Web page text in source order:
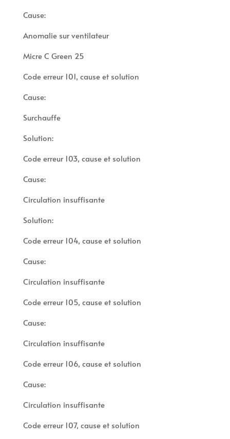
Cause:
Anomalie sur ventilateur
Micre C Green 25
Code erreur 101, cause et solution
Cause:
Surchauffe
Solution:
Code erreur 103, cause et solution
Cause:
Circulation insuffisante
Solution:
Code erreur 104, cause et solution
Cause:
Circulation insuffisante
Code erreur 105, cause et solution
Cause:
Circulation insuffisante
Code erreur 106, cause et solution
Cause:
Circulation insuffisante
Code erreur 107, cause et solution